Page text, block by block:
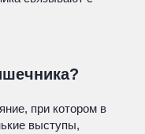
при котором в
выступы,